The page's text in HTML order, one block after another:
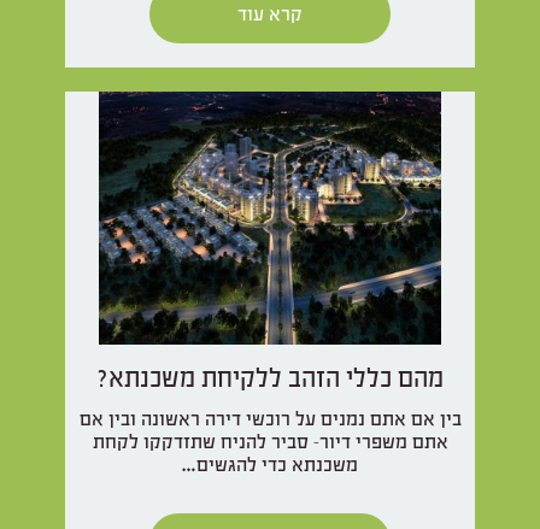
קרא עוד
מהם כללי הזהב ללקיחת משכנתא?
בין אם אתם נמנים על רוכשי דירה ראשונה ובין אם
אתם משפרי דיור- סביר להניח שתזדקקו לקחת
משכנתא כדי להגשים…